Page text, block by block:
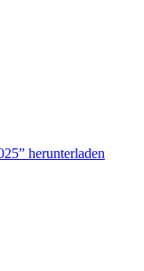
herunterladen